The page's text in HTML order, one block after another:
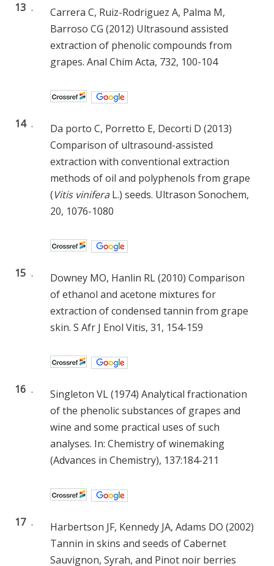
13 .
Carrera C, Ruiz-Rodriguez A, Palma M,
Barroso CG (2012) Ultrasound assisted
extraction of phenolic compounds from
grapes. Anal Chim Acta, 732, 100-104
14 .
Da porto C, Porretto E, Decorti D (2013)
Comparison of ultrasound-assisted
extraction with conventional extraction
methods of oil and polyphenols from grape
(Vitis viniferaL.) seeds. Ultrason Sonochem,
20, 1076-1080
15 .
Downey MO, Hanlin RL (2010) Comparison
of ethanol and acetone mixtures for
extraction of condensed tannin from grape
skin. S Afr J Enol Vitis, 31, 154-159
16 .
Singleton VL (1974) Analytical fractionation
of the phenolic substances of grapes and
wine and some practical uses of such
analyses. In: Chemistry of winemaking
(Advances in Chemistry), 137:184-211
17 .
Harbertson JF, Kennedy JA, Adams DO (2002)
Tannin in skins and seeds of Cabernet
Sauvignon, Syrah, and Pinot noir berries